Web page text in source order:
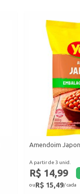
Amendoim
A partir de 3 unid.
R$ 14,99
ouR$ 15,49/ cada